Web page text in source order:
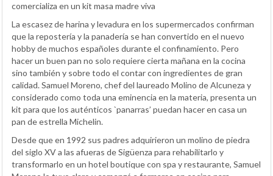
comercializa en un kit masa madre viva
La escasez de harina y levadura en los supermercados confirman
que la repostería y la panadería se han convertido en el nuevo
hobby de muchos españoles durante el confinamiento. Pero
hacer un buen pan no solo requiere cierta mañana en la cocina
sino también y sobre todo el contar con ingredientes de gran
calidad. Samuel Moreno, chef del laureado Molino de Alcuneza y
considerado como toda una eminencia en la materia, presenta un
kit para que los auténticos `panarras’ puedan hacer en casa un
pan de estrella Michelin.
Desde que en 1992 sus padres adquirieron un molino de piedra
del siglo XV a las afueras de Sigüenza para rehabilitarlo y
transformarlo en un hotel boutique con spa y restaurante, Samuel